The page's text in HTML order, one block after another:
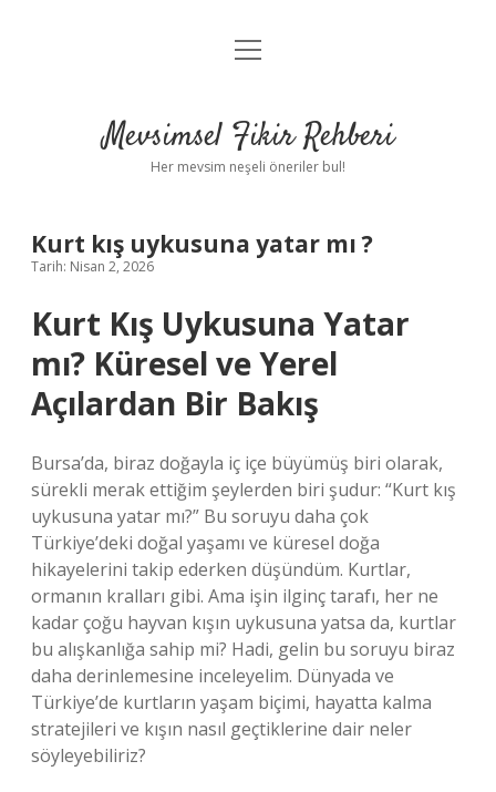
Anasayfa
Yasal Uyarı
menüyü
Mevsimsel Fikir Rehberi
Her mevsim neşeli öneriler bul!
Kurt kış uykusuna yatar mı ?
Tarih: Nisan 2, 2026
Kurt Kış Uykusuna Yatar
mı? Küresel ve Yerel
Açılardan Bir Bakış
Bursa’da, biraz doğayla iç içe büyümüş biri olarak,
sürekli merak ettiğim şeylerden biri şudur: “Kurt kış
uykusuna yatar mı?” Bu soruyu daha çok
Türkiye’deki doğal yaşamı ve küresel doğa
hikayelerini takip ederken düşündüm. Kurtlar,
ormanın kralları gibi. Ama işin ilginç tarafı, her ne
kadar çoğu hayvan kışın uykusuna yatsa da, kurtlar
bu alışkanlığa sahip mi? Hadi, gelin bu soruyu biraz
daha derinlemesine inceleyelim. Dünyada ve
Türkiye’de kurtların yaşam biçimi, hayatta kalma
stratejileri ve kışın nasıl geçtiklerine dair neler
söyleyebiliriz?